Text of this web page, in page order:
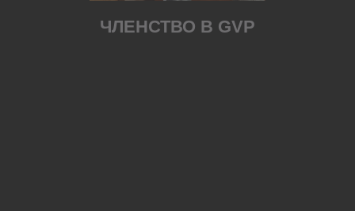
ЧЛЕНСТВО В GVP